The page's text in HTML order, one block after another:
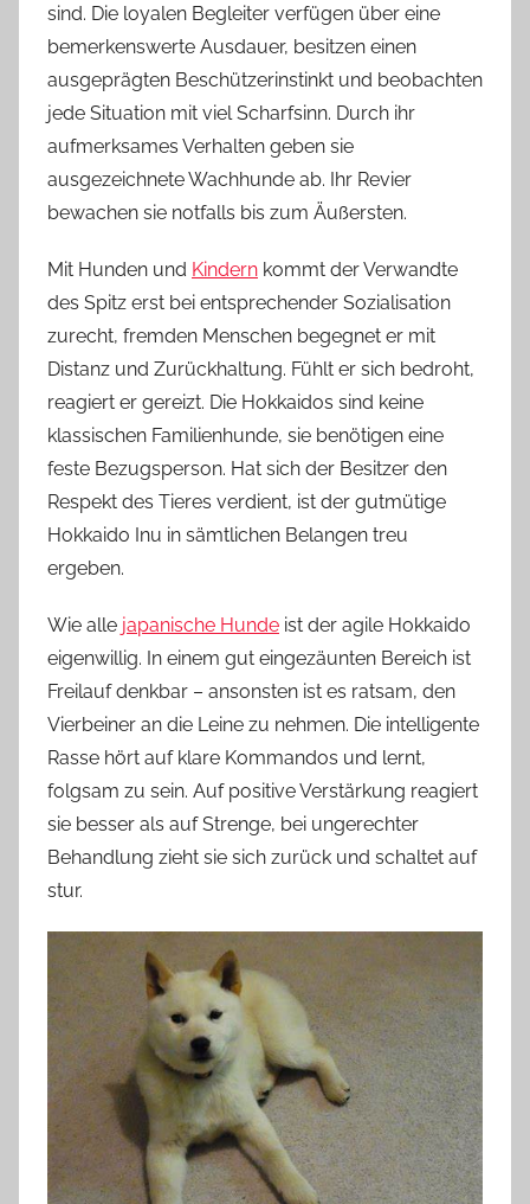
sind. Die loyalen Begleiter verfügen über eine
bemerkenswerte Ausdauer, besitzen einen
ausgeprägten Beschützerinstinkt und beobachten
jede Situation mit viel Scharfsinn. Durch ihr
aufmerksames Verhalten geben sie
ausgezeichnete Wachhunde ab. Ihr Revier
bewachen sie notfalls bis zum Äußersten.
Mit Hunden und Kindern kommt der Verwandte
des Spitz erst bei entsprechender Sozialisation
zurecht, fremden Menschen begegnet er mit
Distanz und Zurückhaltung. Fühlt er sich bedroht,
reagiert er gereizt. Die Hokkaidos sind keine
klassischen Familienhunde, sie benötigen eine
feste Bezugsperson. Hat sich der Besitzer den
Respekt des Tieres verdient, ist der gutmütige
Hokkaido Inu in sämtlichen Belangen treu
ergeben.
Wie alle japanische Hunde ist der agile Hokkaido
eigenwillig. In einem gut eingezäunten Bereich ist
Freilauf denkbar – ansonsten ist es ratsam, den
Vierbeiner an die Leine zu nehmen. Die intelligente
Rasse hört auf klare Kommandos und lernt,
folgsam zu sein. Auf positive Verstärkung reagiert
sie besser als auf Strenge, bei ungerechter
Behandlung zieht sie sich zurück und schaltet auf
stur.